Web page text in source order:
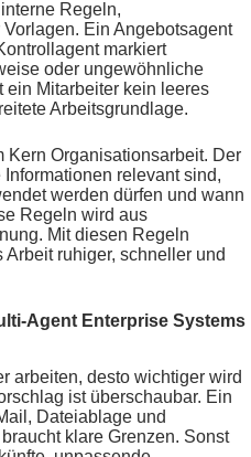
Regeln,
Ein Angebotsagent
markiert
oder ungewöhnliche
ein Mitarbeiter kein leeres
Arbeitsgrundlage.
Kern Organisationsarbeit. Der
relevant sind,
werden dürfen und wann
Regeln wird aus
Mit diesen Regeln
ruhiger, schneller und
Agent Enterprise Systems
arbeiten, desto wichtiger wird
ist überschaubar. Ein
Dateiablage und
klare Grenzen. Sonst